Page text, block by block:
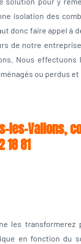
isolation des
donc faire appel à
de notre
Nous effectuons
ou perdus et
les-Vallons,
18 81
les
en fonction du